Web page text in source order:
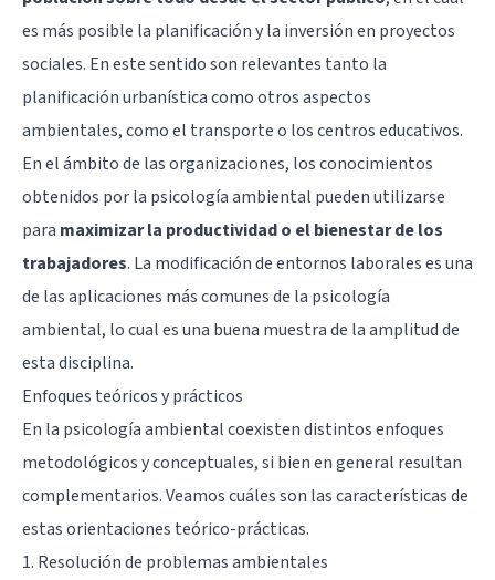
es más posible la planificación y la inversión en proyectos
sociales. En este sentido son relevantes tanto la
planificación urbanística como otros aspectos
ambientales, como el transporte o los centros educativos.
En el ámbito de las organizaciones, los conocimientos
obtenidos por la psicología ambiental pueden utilizarse
para maximizar la productividad o el bienestar de los
trabajadores. La modificación de entornos laborales es una
de las aplicaciones más comunes de la psicología
ambiental, lo cual es una buena muestra de la amplitud de
esta disciplina.
Enfoques teóricos y prácticos
En la psicología ambiental coexisten distintos enfoques
metodológicos y conceptuales, si bien en general resultan
complementarios. Veamos cuáles son las características de
estas orientaciones teórico-prácticas.
1. Resolución de problemas ambientales